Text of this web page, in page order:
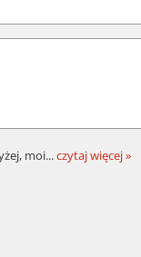
moi...czytaj więcej »